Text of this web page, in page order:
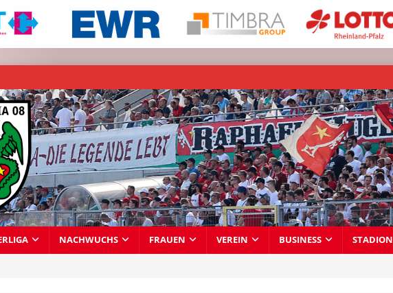
NACHWUCHS FRAUEN VEREIN BUSINESS STADION